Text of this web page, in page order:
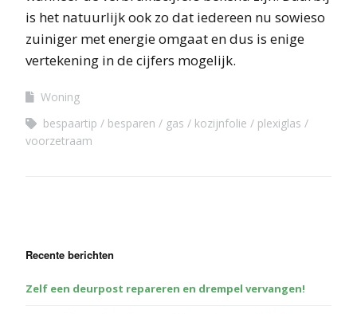
is het natuurlijk ook zo dat iedereen nu sowieso
zuiniger met energie omgaat en dus is enige
vertekening in de cijfers mogelijk.
Woning
bespaartip
besparen gas kozijnfolie
plexiglas
voorzetraam
Recente berichten
Zelf een deurpost repareren en drempel vervangen!